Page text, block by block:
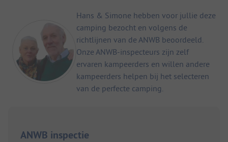
Hans & Simone hebben voor jullie deze
camping bezocht en volgens de
richtlijnen van de ANWB beoordeeld.
Onze ANWB-inspecteurs zijn zelf
ervaren kampeerders en willen andere
kampeerders helpen bij het selecteren
van de perfecte camping.
ANWB inspectie